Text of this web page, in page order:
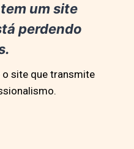
um site
perdendo
o site que transmite